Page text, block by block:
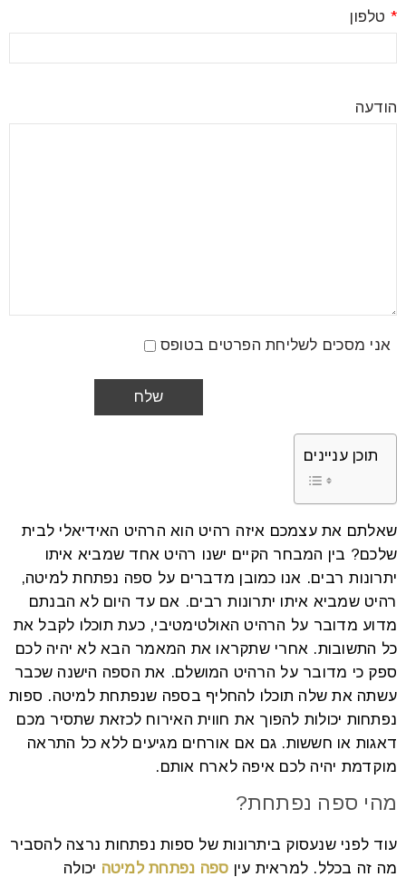
*
הודעה
אני מסכים לשליחת הפרטים בטופס
תוכן עניינים
שאלתם את עצמכם איזה רהיט הוא הרהיט האידיאלי לבית
שלכם? בין המבחר הקיים ישנו רהיט אחד שמביא איתו
יתרונות רבים. אנו כמובן מדברים על ספה נפתחת למיטה,
רהיט שמביא איתו יתרונות רבים. אם עד היום לא הבנתם
מדוע מדובר על הרהיט האולטימטיבי, כעת תוכלו לקבל את
כל התשובות. אחרי שתקראו את המאמר הבא לא יהיה לכם
ספק כי מדובר על הרהיט המושלם. את הספה הישנה שכבר
עשתה את שלה תוכלו להחליף בספה שנפתחת למיטה. ספות
נפתחות יכולות להפוך את חווית האירוח לכזאת שתסיר מכם
דאגות או חששות. גם אם אורחים מגיעים ללא כל התראה
מוקדמת יהיה לכם איפה לארח אותם.
מהי ספה נפתחת?
עוד לפני שנעסוק ביתרונות של ספות נפתחות נרצה להסביר
מה זה בכלל. למראית עין ספה נפתחת למיטה יכולה